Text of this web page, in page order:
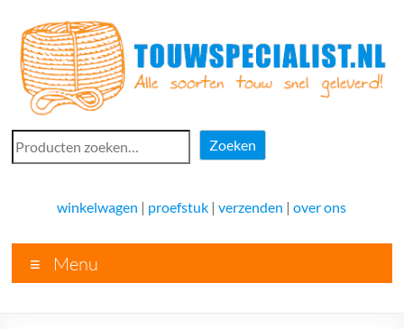
naar
inhoud
Touwspecialist.nl
voor
vele
soorten
Zoeken
Zoeken
winkelwagen | proefstuk |verzenden |over ons
Menu